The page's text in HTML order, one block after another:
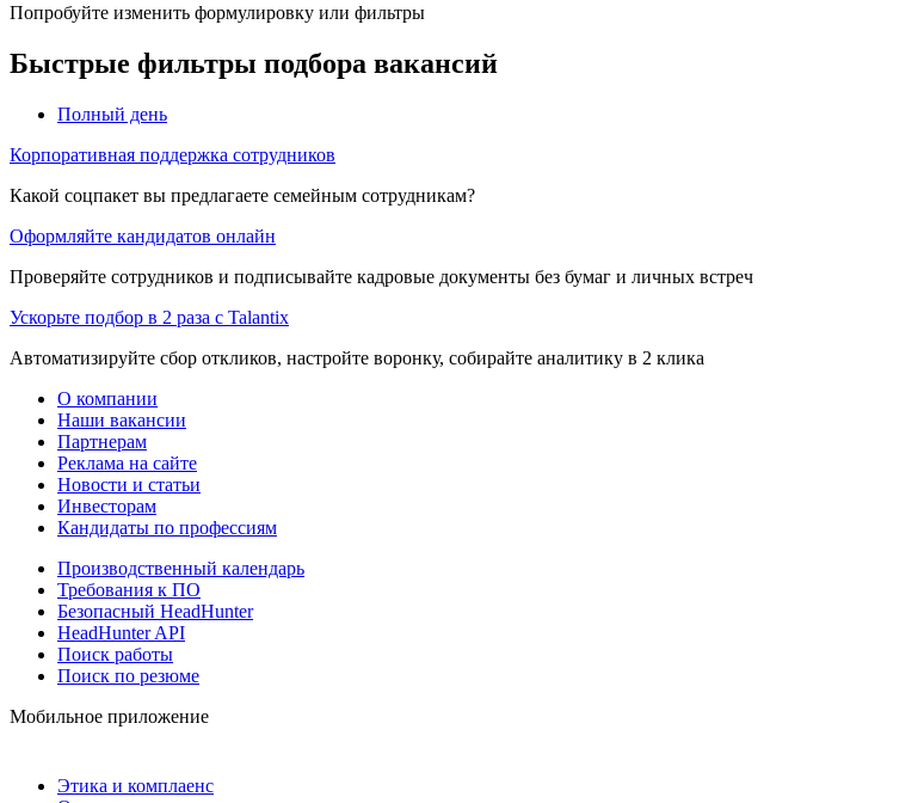
Попробуйте изменить формулировку или фильтры
Быстрые фильтры подбора вакансий
Полный день
Корпоративная поддержка сотрудников
Какой соцпакет вы предлагаете семейным сотрудникам?
Оформляйте кандидатов онлайн
Проверяйте сотрудников и подписывайте кадровые документы без бумаг и личных встреч
Ускорьте подбор в 2 раза с Talantix
Автоматизируйте сбор откликов, настройте воронку, собирайте аналитику в 2 клика
О компании
Наши вакансии
Партнерам
Реклама на сайте
Новости и статьи
Инвесторам
Кандидаты по профессиям
Производственный календарь
Требования к ПО
Безопасный HeadHunter
HeadHunter API
Поиск работы
Поиск по резюме
Мобильное приложение
Этика и комплаенс